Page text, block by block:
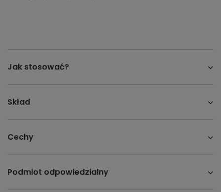
Jak stosować?
Skład
Cechy
Podmiot odpowiedzialny